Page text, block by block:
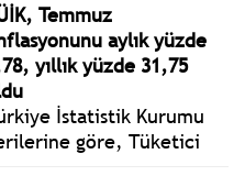
Temmuz
aylık yüzde
yıllık yüzde 31,75
İstatistik Kurumu
göre, Tüketici